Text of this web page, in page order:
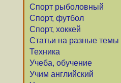
Спорт рыболовный
Спорт, футбол
Спорт, хоккей
Статьи на разные темы
Техника
Учеба, обучение
Учим английский